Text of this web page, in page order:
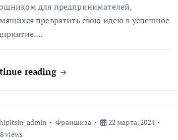
для предпринимателей,
превратить свою идею в успешное
reading
Франшиза
22 марта, 2024
views